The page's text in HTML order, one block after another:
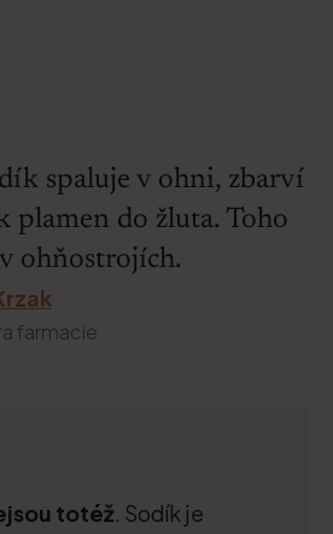
spaluje v ohni, zbarví
plamen do žluta. Toho
ohňostrojích.
farmacie
totéž. Sodík je